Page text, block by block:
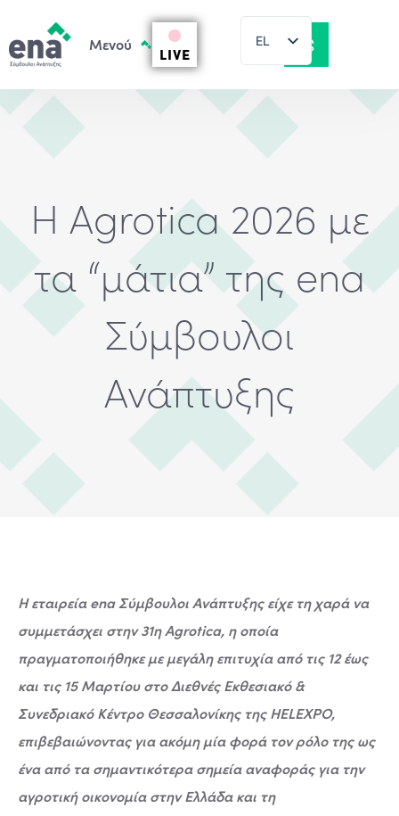
LIVE
EL
EN
Η Agrotica 2026 με
τα “μάτια” της ena
Σύμβουλοι
Ανάπτυξης
Η εταιρεία ena Σύμβουλοι Ανάπτυξης είχε τη χαρά να
συμμετάσχει στην 31η Agrotica, η οποία
πραγματοποιήθηκε με μεγάλη επιτυχία από τις 12 έως
και τις 15 Μαρτίου στο Διεθνές Εκθεσιακό &
Συνεδριακό Κέντρο Θεσσαλονίκης της HELEXPO,
επιβεβαιώνοντας για ακόμη μία φορά τον ρόλο της ως
ένα από τα σημαντικότερα σημεία αναφοράς για την
αγροτική οικονομία στην Ελλάδα και τη